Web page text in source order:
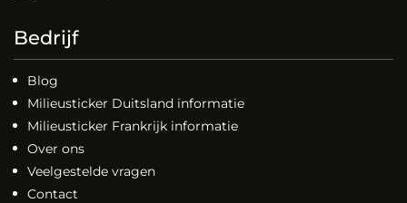
Bedrijf
Blog
Milieusticker Duitsland informatie
Milieusticker Frankrijk informatie
Over ons
Veelgestelde vragen
Contact